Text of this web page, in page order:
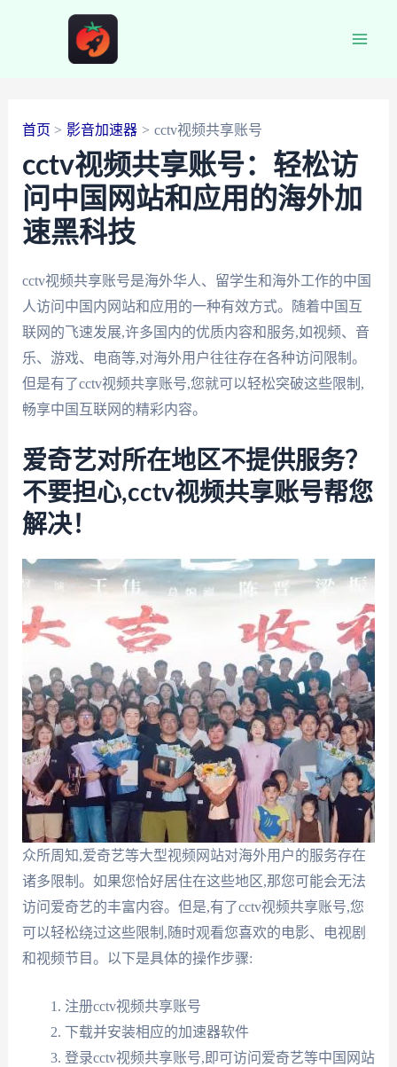
首页 影音加速器 cctv视频共享账号
cctv视频共享账号：轻松访
问中国网站和应用的海外加
速黑科技
cctv视频共享账号是海外华人、留学生和海外工作的中国
人访问中国内网站和应用的一种有效方式。随着中国互
联网的飞速发展,许多国内的优质内容和服务,如视频、音
乐、游戏、电商等,对海外用户往往存在各种访问限制。
但是有了cctv视频共享账号,您就可以轻松突破这些限制,
畅享中国互联网的精彩内容。
爱奇艺对所在地区不提供服务？
不要担心,cctv视频共享账号帮您
解决！
众所周知,爱奇艺等大型视频网站对海外用户的服务存在
诸多限制。如果您恰好居住在这些地区,那您可能会无法
访问爱奇艺的丰富内容。但是,有了cctv视频共享账号,您
可以轻松绕过这些限制,随时观看您喜欢的电影、电视剧
和视频节目。以下是具体的操作步骤:
注册cctv视频共享账号
下载并安装相应的加速器软件
登录cctv视频共享账号,即可访问爱奇艺等中国网站